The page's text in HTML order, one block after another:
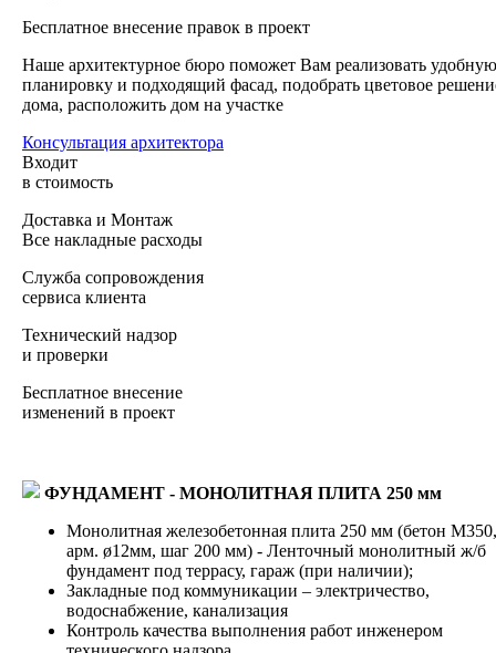
Бесплатное внесение правок в проект
Наше архитектурное бюро поможет Вам реализовать удобную
планировку и подходящий фасад, подобрать цветовое
дома, расположить дом на участке
Консультация архитектора
Входит
в стоимость
Доставка и Монтаж
Все накладные расходы
Служба сопровождения
сервиса клиента
Технический надзор
и проверки
Бесплатное внесение
изменений в проект
ФУНДАМЕНТ - МОНОЛИТНАЯ ПЛИТА 250 мм
Монолитная железобетонная плита 250 мм (бетон М350,
арм. ø12мм, шаг 200 мм) - Ленточный монолитный ж/б
фундамент под террасу, гараж (при наличии);
Закладные под коммуникации – электричество,
водоснабжение, канализация
Контроль качества выполнения работ инженером